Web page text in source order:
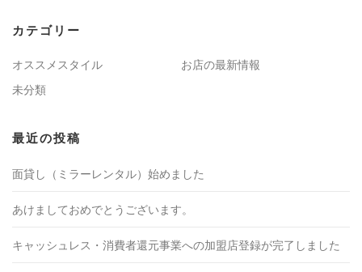
カテゴリー
オススメスタイル
お店の最新情報
未分類
最近の投稿
面貸し（ミラーレンタル）始めました
あけましておめでとうございます。
キャッシュレス・消費者還元事業への加盟店登録が完了しました